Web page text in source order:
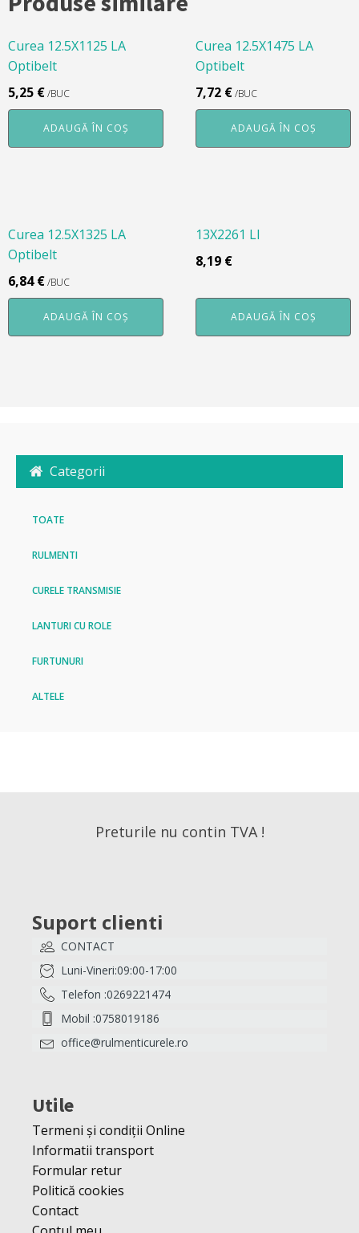
Categorii
TOATE
RULMENTI
CURELE TRANSMISIE
LANTURI CU ROLE
FURTUNURI
ALTELE
Curea 12.5X1125 LA
Optibelt
5,25 €/BUC
ADAUGĂ ÎN COȘ
Curea 12.5X1475 LA
Optibelt
7,72 €/BUC
ADAUGĂ ÎN COȘ
Curea 12.5X1325 LA
Optibelt
6,84€/BUC
ADAUGĂ ÎN COȘ
13X2261 LI
8,19 €
ADAUGĂ ÎN COȘ
Preturile nu contin TVA !
Suport clienti
CONTACT
Luni-Vineri:09:00-17:00
Telefon :0269221474
Mobil :0758019186
office@rulmenticurele.ro
Utile
Termeni și condiții Online
Informatii transport
Formular retur
Politică cookies
Contact